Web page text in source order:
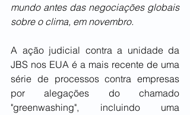
mundo antes das negociações globais
sobre o clima, em novembro.
A ação judicial contra a unidade da
JBS nos EUA é a mais recente de uma
série de processos contra empresas
por alegações do chamado
"greenwashing", incluindo uma